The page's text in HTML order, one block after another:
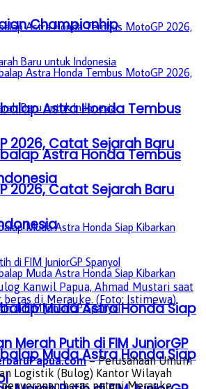
Astra Honda Tembus
2026, Catat Sejarah Baru
Muda Astra Honda Siap
Merah Putih di FIM JuniorGP
Championhip
Astra Honda Tembus
2026, Catat Sejarah Baru
Muda Astra Honda Siap
Kanwil Papua, Ahmad Mustari saat
di Merauke. (Foto: Istimewa)
– Perusahaan Umum
Logistik (Bulog) Kantor Wilayah
beras petani Merauke